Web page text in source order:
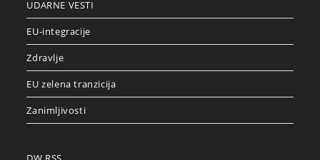
UDARNE VESTI
EU-integracije
Zdravlje
EU zelena tranzicija
Zanimljivosti